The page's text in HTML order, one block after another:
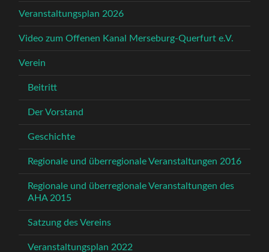
Veranstaltungsplan 2026
Video zum Offenen Kanal Merseburg-Querfurt e.V.
Verein
Beitritt
Der Vorstand
Geschichte
Regionale und überregionale Veranstaltungen 2016
Regionale und überregionale Veranstaltungen des
AHA 2015
Satzung des Vereins
Veranstaltungsplan 2022